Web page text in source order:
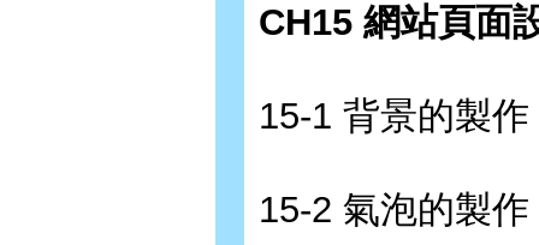
CH15 網站頁面
15-1 背景的製作
15-2 氣泡的製作